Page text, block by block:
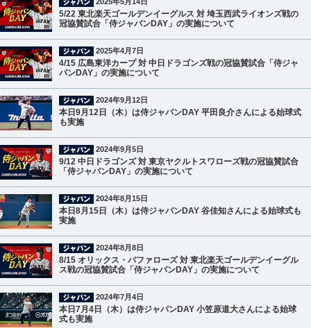
5/22 東北楽天ゴールデンイーグルス 対 埼玉西武ライオンズ戦の
冠協賛試合「侍ジャパンDAY」の実施について
2025年4月7日
4/15 広島東洋カープ 対 中日ドラゴンズ戦の冠協賛試合「侍ジャ
パンDAY」の実施について
2024年9月12日
本日9月12日（木）は侍ジャパンDAY 平田良介さんによる始球式
も実施
2024年9月5日
9/12 中日ドラゴンズ 対 東京ヤクルトスワローズ戦の冠協賛試合
「侍ジャパンDAY」の実施について
2024年8月15日
本日8月15日（木）は侍ジャパンDAY 谷佳知さんによる始球式も
実施
2024年8月8日
8/15 オリックス・バファローズ 対 東北楽天ゴールデンイーグル
ス戦の冠協賛試合「侍ジャパンDAY」の実施について
2024年7月4日
本日7月4日（木）は侍ジャパンDAY 小笠原道大さんによる始球
式も実施